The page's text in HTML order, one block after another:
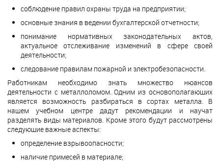
соблюдение правил охраны труда на предприятии;
основные знания в ведении бухгалтерской отчетности;
понимание нормативных законодательных актов,
актуальное отслеживание изменений в сфере своей
деятельности;
следование правилам пожарной и электробезопасности.
Работникам необходимо знать множество нюансов
деятельности с металлоломом. Одним из основополагающих
является возможность разбираться в сортах металла. В
нашем учебном центре дадут рекомендации и научат
разделять виды материалов. Кроме этого будут рассмотрены
следующие важные аспекты:
определение взрывоопасности;
наличие примесей в материале;